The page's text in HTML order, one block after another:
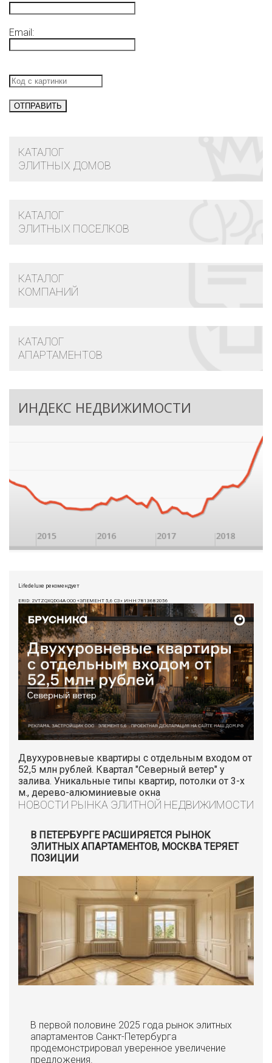
Email:
КАТАЛОГ
ЭЛИТНЫХ ДОМОВ
КАТАЛОГ
ЭЛИТНЫХ ПОСЕЛКОВ
КАТАЛОГ
КОМПАНИЙ
КАТАЛОГ
АПАРТАМЕНТОВ
ИНДЕКС НЕДВИЖИМОСТИ
Lifedeluxe рекомендует
ERID: 2VTZQXQDG4A ООО «ЭЛЕМЕНТ 5,6 СЗ» ИНН:7813682056
Двухуровневые квартиры с отдельным входом от
52,5 млн рублей. Квартал "Северный ветер" у
залива. Уникальные типы квартир, потолки от 3-х
м., дерево-алюминиевые окна
НОВОСТИ РЫНКА ЭЛИТНОЙ НЕДВИЖИМОСТИ
В ПЕТЕРБУРГЕ РАСШИРЯЕТСЯ РЫНОК
ЭЛИТНЫХ АПАРТАМЕНТОВ, МОСКВА ТЕРЯЕТ
ПОЗИЦИИ
В первой половине 2025 года рынок элитных
апартаментов Санкт-Петербурга
продемонстрировал уверенное увеличение
предложения.